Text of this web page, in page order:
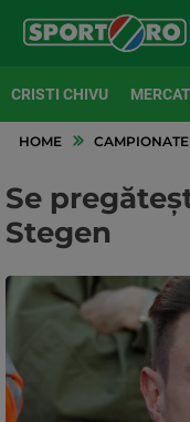
CRISTI CHIVU
HOME
Se
Stegen